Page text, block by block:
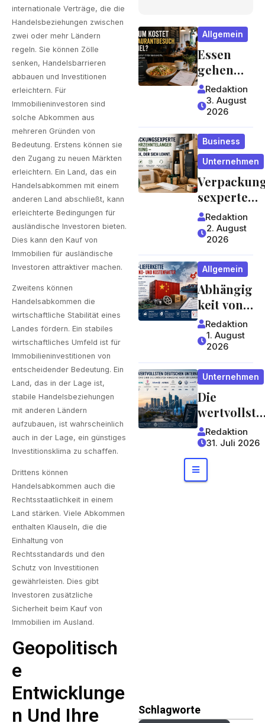
internationale Verträge, die die
Handelsbeziehungen zwischen
zwei oder mehr Ländern
regeln. Sie können Zölle
senken, Handelsbarrieren
abbauen und Investitionen
erleichtern. Für
Immobilieninvestoren sind
solche Abkommen aus
mehreren Gründen von
Bedeutung. Erstens können sie
den Zugang zu neuen Märkten
erleichtern. Ein Land, das ein
Handelsabkommen mit einem
anderen Land abschließt, kann
erleichterte Bedingungen für
ausländische Investoren bieten.
Dies kann den Kauf von
Immobilien für ausländische
Investoren attraktiver machen.
Zweitens können
Handelsabkommen die
wirtschaftliche Stabilität eines
Landes fördern. Ein stabiles
wirtschaftliches Umfeld ist für
Immobilieninvestitionen von
entscheidender Bedeutung. Ein
Land, das in der Lage ist,
stabile Handelsbeziehungen
mit anderen Ländern
aufzubauen, ist wahrscheinlich
auch in der Lage, ein günstiges
Investitionsklima zu schaffen.
Drittens können
Handelsabkommen auch die
Rechtsstaatlichkeit in einem
Land stärken. Viele Abkommen
enthalten Klauseln, die die
Einhaltung von
Rechtsstandards und den
Schutz von Investitionen
gewährleisten. Dies gibt
Investoren zusätzliche
Sicherheit beim Kauf von
Immobilien im Ausland.
Geopolitisch
E
Entwicklunge
N Und Ihre
ng und
Zeitplan
achten
sollten
Allgemein
Essen
gehen
wird zum
Luxus?
Wie
Gastrono
miepreis
e
entstehe
n und
worauf
Gäste
achten
Redaktion
3. August
2026
Business
Unternehmen
sexperte
mit
jahrzehntel
anger
Erfahrung
ein Blick,
der sich
lohnt
Redaktion
2. August
2026
Allgemein
Abhängig
keit von
China:
Welche
Risiken
Lieferket
ten für
Unterneh
men und
Verbrauc
her
bergen
Redaktion
1. August
2026
Unternehmen
Die
wertvollste
n
deutschen
Konzerne
Redaktion
31. Juli 2026
Schlagworte